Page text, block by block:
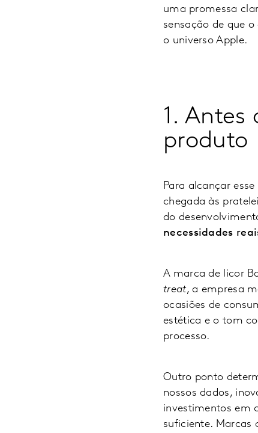
uma promessa
sensação de que
o universo Apple.
1.
produto
Para alcançar
chegada às
do
necessidades
A marca de licor
treat, a empresa
ocasiões de
estética e o tom
processo.
Outro ponto
nossos dados,
investimentos em
suficiente. Marcas